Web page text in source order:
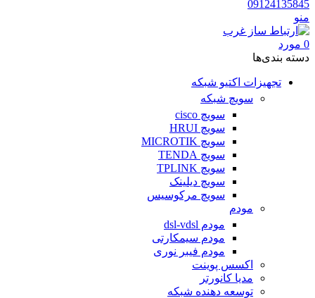
09124135845
منو
0 مورد
دسته‌ بندی‌ها
تجهیزات اکتیو شبکه
سویچ شبکه
سویچ cisco
سویچ HRUI
سویچ MICROTIK
سویچ TENDA
سویچ TPLINK
سویچ دیلینک
سویچ مرکوسیس
مودم
مودم dsl-vdsl
مودم سیمکارتی
مودم فیبر نوری
اکسس پوینت
مدیا کانورتر
توسعه دهنده شبکه